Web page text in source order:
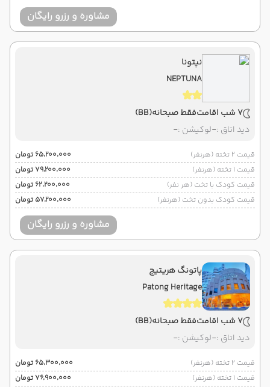
مشاوره و رزرو رایگان
نپتونا
NEPTUNA
7 شب اقامت فقط صبحانه(BB)
دید اتاق :-لوکیشن :-
قیمت 2 تخته (هرنفر)
۶۵٬۲۰۰٬۰۰۰ تومان
قیمت 1 تخته (هرنفر)
۷۹٬۲۰۰٬۰۰۰ تومان
قیمت کودک با تخت (هر نفر)
۶۲٬۲۰۰٬۰۰۰ تومان
قیمت کودک بدون تخت (هرنفر)
۵۷٬۲۰۰٬۰۰۰ تومان
مشاوره و رزرو رایگان
پاتونگ هریتیج
Patong Heritage
7 شب اقامت فقط صبحانه(BB)
دید اتاق :-لوکیشن :-
قیمت 2 تخته (هرنفر)
۶۵٬۳۰۰٬۰۰۰ تومان
قیمت 1 تخته (هرنفر)
۷۶٬۹۰۰٬۰۰۰ تومان